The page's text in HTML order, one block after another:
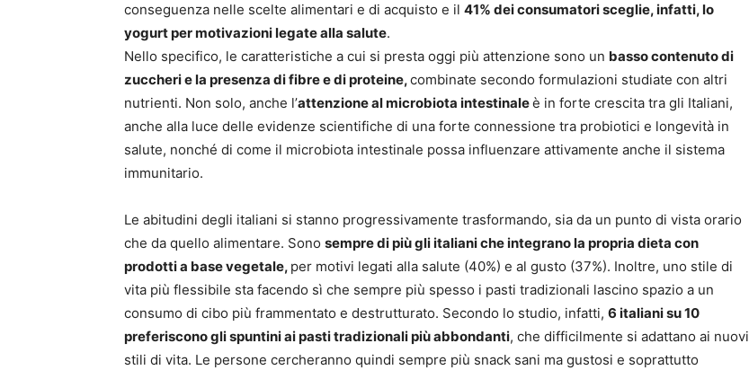
conseguenza nelle scelte alimentari e di acquisto e il 41% dei consumatori sceglie, infatti, lo
yogurt per motivazioni legate alla salute.
Nello specifico, le caratteristiche a cui si presta oggi più attenzione sono un basso contenuto di
zuccheri e la presenza di fibre e di proteine,combinate secondo formulazioni studiate con altri
nutrienti. Non solo, anche l’attenzione al microbiota intestinaleè in forte crescita tra gli Italiani,
anche alla luce delle evidenze scientifiche di una forte connessione tra probiotici e longevità in
salute, nonché di come il microbiota intestinale possa influenzare attivamente anche il sistema
immunitario.
Le abitudini degli italiani si stanno progressivamente trasformando, sia da un punto di vista orario
che da quello alimentare. Sono sempre di più gli italiani che integrano la propria dieta con
prodotti a base vegetale, per motivi legati alla salute (40%) e al gusto (37%). Inoltre, uno stile di
vita più flessibile sta facendo sì che sempre più spesso i pasti tradizionali lascino spazio a un
consumo di cibo più frammentato e destrutturato. Secondo lo studio, infatti, 6 italiani su 10
preferiscono gli spuntini ai pasti tradizionali più abbondanti, che difficilmente si adattano ai nuovi
stili di vita. Le persone cercheranno quindi sempre più snack sani ma gustosi e soprattutto